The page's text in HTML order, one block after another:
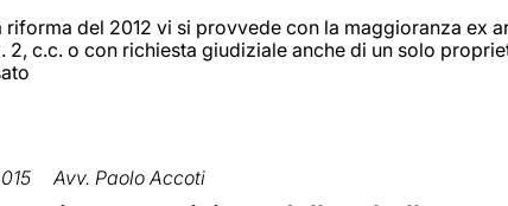
riforma del 2012 vi si provvede con la maggioranza ex
2, c.c. o con richiesta giudiziale anche di un solo
Avv. Paolo Accoti